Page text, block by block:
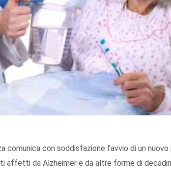
comunica con soddisfazione l’avvio di un
affetti da Alzheimer e da altre forme di